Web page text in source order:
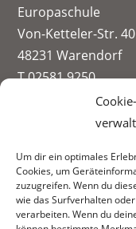
Um dir ein optimales
Cookies, um
zuzugreifen. Wenn du
wie das Surfverhalten
verarbeiten. Wenn du
Europaschule
Von-Ketteler-Str. 40
48231 Warendorf
T 02581 9250
info@paul-spiegel-
Informationen zur
Fachbereiche: